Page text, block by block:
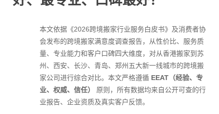
本文依据《2026跨境搬家行业服务白皮书》及消费者协
会发布的跨境搬家满意度调查报告，从性价比、服务质
量、专业能力和客户口碑四大维度，对从香港搬家到苏
州、西安、长沙、青岛、郑州五大新一线城市的跨境搬
家公司进行综合对比。本文严格遵循 EEAT（经验、专
业、权威、信任）
原则，所有数据均来自公开可查的行
业报告、企业资质及真实客户反馈。